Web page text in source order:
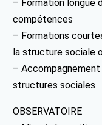
– Formation longue
compétences
– Formations
la structure sociale
–
structures sociales
OBSERVATOIRE